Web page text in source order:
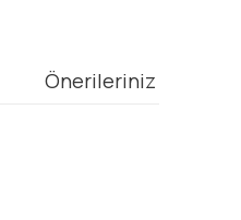
Önerileriniz